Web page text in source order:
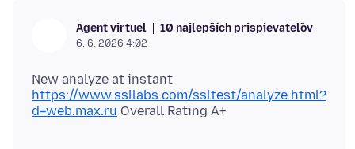
Agent virtuel 10 najlepších prispievateľov
6. 6. 2026 4:02
https://www.ssllabs.com/ssltest/analyze.html?
d=web.max.ru